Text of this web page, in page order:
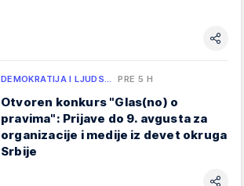
DEMOKRATIJA I LJUDS… PRE 5 H
Otvoren konkurs "Glas(no) o
pravima": Prijave do 9. avgusta za
organizacije i medije iz devet okruga
Srbije